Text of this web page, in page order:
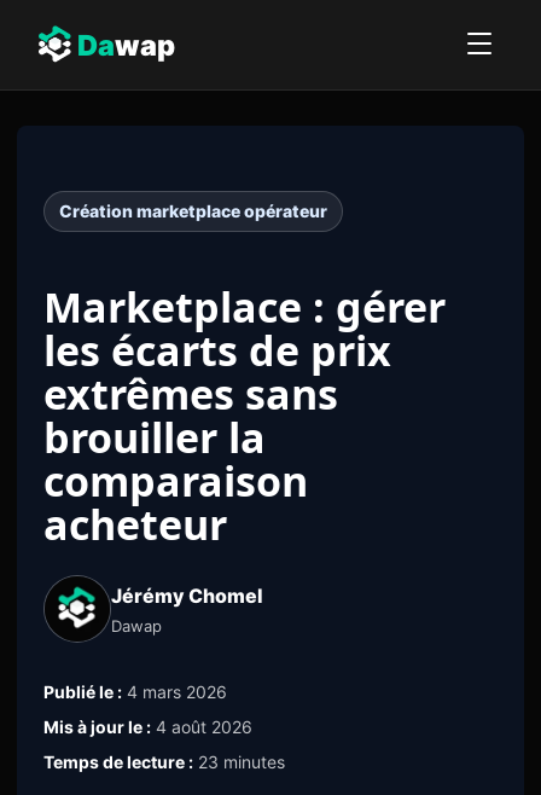
Dawap
Création marketplace opérateur
Marketplace : gérer
les écarts de prix
extrêmes sans
brouiller la
comparaison
acheteur
Jérémy Chomel
Dawap
Publié le : 4 mars 2026
Mis à jour le : 4 août 2026
Temps de lecture : 23 minutes